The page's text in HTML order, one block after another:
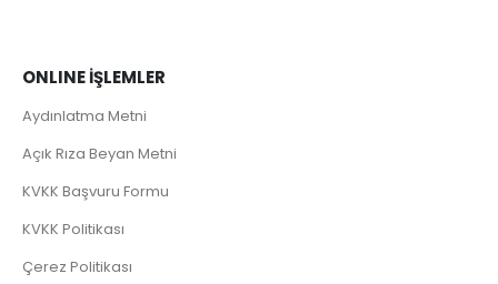
ONLINE İŞLEMLER
Aydınlatma Metni
Açık Rıza Beyan Metni
KVKK Başvuru Formu
KVKK Politikası
Çerez Politikası